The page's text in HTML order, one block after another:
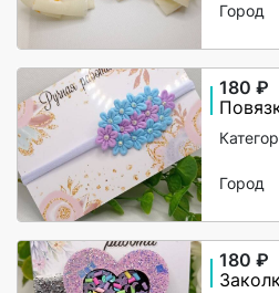
Город
180 ₽
Город
180 ₽